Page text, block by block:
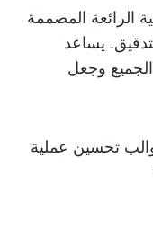
الرائعة المصممة
يساعد
وجعل
تحسين عملية